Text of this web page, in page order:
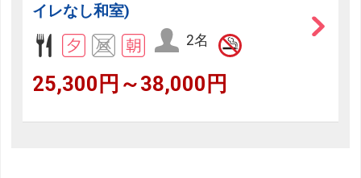
イレなし和室)
2名
25,300円～38,000円